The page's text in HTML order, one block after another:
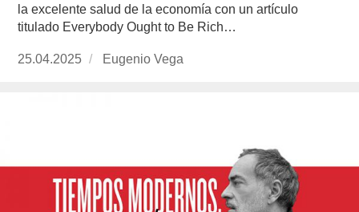
la excelente salud de la economía con un artículo
titulado Everybody Ought to Be Rich…
Publicado
25.04.2025 https://www.experimenta.es/author/info1/
Eugenio Vega